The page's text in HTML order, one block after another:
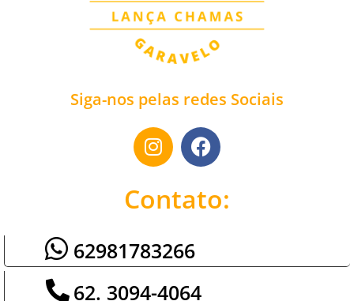
Siga-nos pelas redes Sociais
Contato:
62981783266
62. 3094-4064